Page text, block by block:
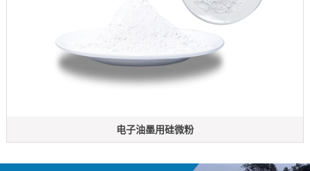
电子油墨用硅微粉